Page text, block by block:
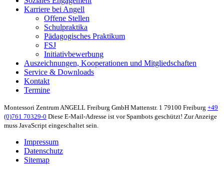
Karriere bei Angell
Offene Stellen
Schulpraktika
Pädagogisches Praktikum
FSJ
Initiativbewerbung
Auszeichnungen, Kooperationen und Mitgliedschaften
Service & Downloads
Kontakt
Termine
Montessori Zentrum ANGELL Freiburg GmbH Mattenstr. 1 79100 Freiburg +49
(0)761 70329-0 Diese E-Mail-Adresse ist vor Spambots geschützt! Zur Anzeige
muss JavaScript eingeschaltet sein.
Impressum
Datenschutz
Sitemap